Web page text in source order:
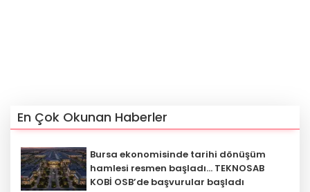
En Çok Okunan Haberler
Bursa ekonomisinde tarihi dönüşüm
hamlesi resmen başladı... TEKNOSAB
KOBİ OSB’de başvurular başladı